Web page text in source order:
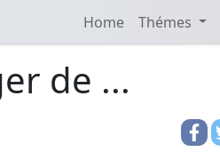
Home Thémes
de ...